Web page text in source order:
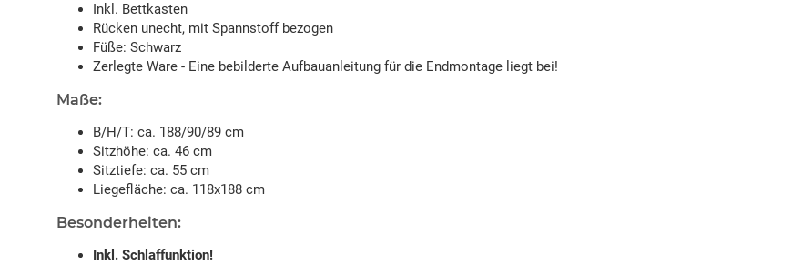
Inkl. Bettkasten
Rücken unecht, mit Spannstoff bezogen
Füße: Schwarz
Zerlegte Ware - Eine bebilderte Aufbauanleitung für die Endmontage liegt bei!
Maße:
B/H/T: ca. 188/90/89 cm
Sitzhöhe: ca. 46 cm
Sitztiefe: ca. 55 cm
Liegefläche: ca. 118x188 cm
Besonderheiten:
Inkl. Schlaffunktion!